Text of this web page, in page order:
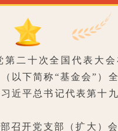
二十次全国代表大
以下简称“基金会”）
近平总书记代表第十
召开党支部（扩大）